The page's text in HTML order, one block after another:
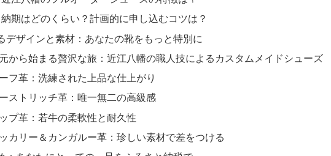
期はどのくらい？計画的に申し込むコツは？
デザインと素材：あなたの靴をもっと特別に
から始まる贅沢な旅：近江八幡の職人技によるカスタムメイドシューズ
フ革：洗練された上品な仕上がり
ストリッチ革：唯一無二の高級感
プ革：若牛の柔軟性と耐久性
カリー＆カンガルー革：珍しい素材で差をつける